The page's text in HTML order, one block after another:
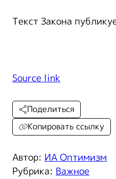
Текст Закона
Source link
Автор: ИА Оптимизм
Рубрика: Важное
Поделиться
Копировать ссылку